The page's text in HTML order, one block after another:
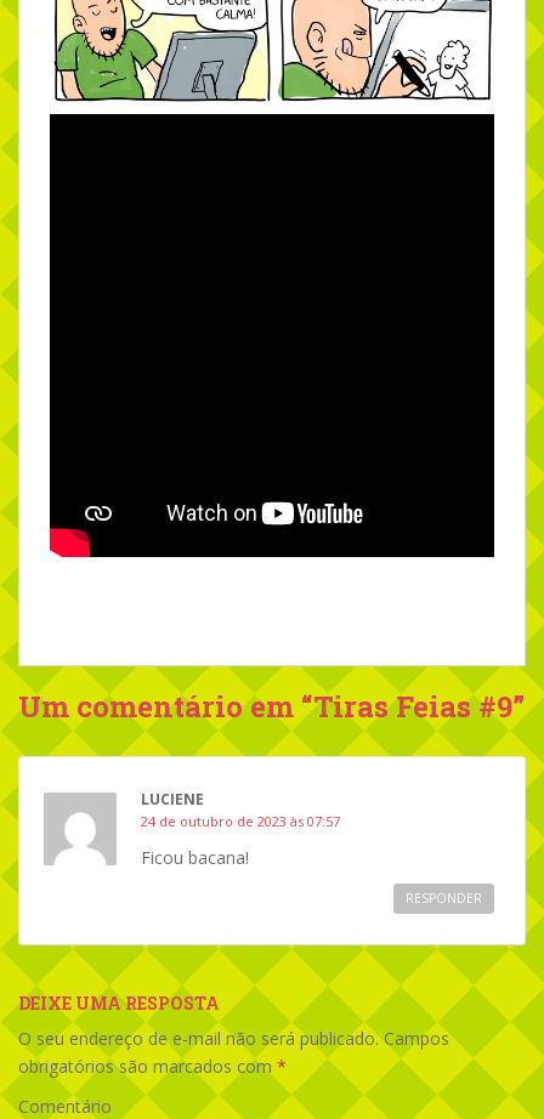
Um comentário em “Tiras Feias #9”
LUCIENE
24 de outubro de 2023 às 07:57
Ficou bacana!
RESPONDER
DEIXE UMA RESPOSTA
O seu endereço de e-mail não será publicado.Campos
obrigatórios são marcados com *
Comentário